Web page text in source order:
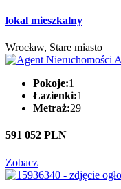
lokal mieszkalny
Wrocław, Stare miasto
Pokoje:1
Łazienki:1
Metraż:29
591 052 PLN
Zobacz